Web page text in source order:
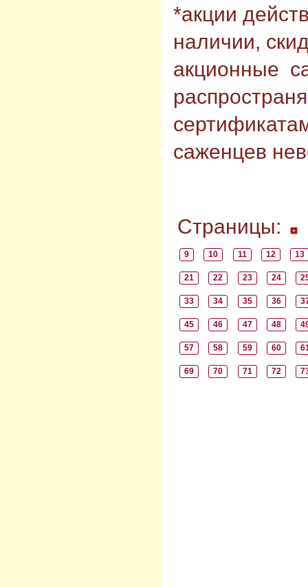
*акции
наличии,
акционные
саженцев
Страницы:
9 10 11 12 13
21 22 23 24
33 34 35 36
45 46 47 48
57 58 59 60
69 70 71 72